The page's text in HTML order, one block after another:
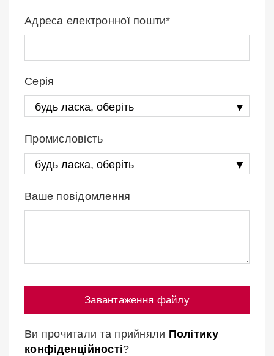
Адреса електронної пошти*
Серія
Промисловість
Ваше повідомлення
Завантаження файлу
Ви прочитали та прийняли Політику
конфіденційності?